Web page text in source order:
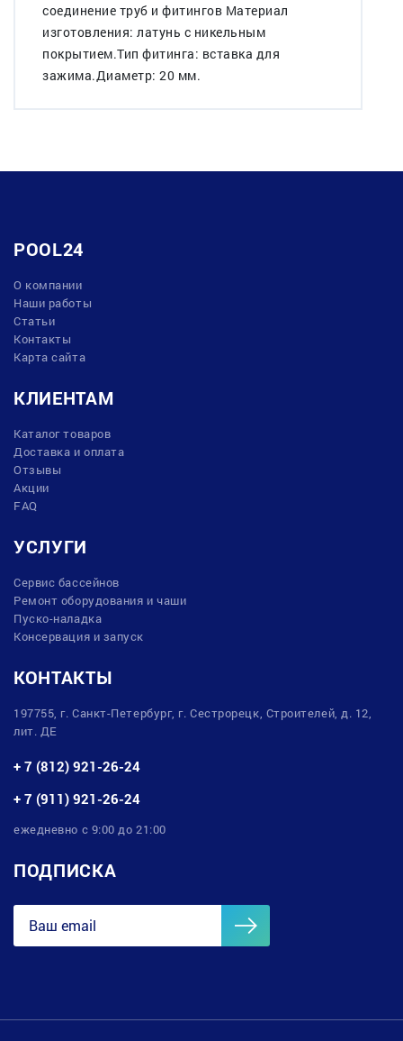
соединение труб и фитингов Материал
изготовления: латунь с никельным
покрытием.Тип фитинга: вставка для
зажима.Диаметр: 20 мм.
POOL24
О компании
Наши работы
Статьи
Контакты
Карта сайта
КЛИЕНТАМ
Каталог товаров
Доставка и оплата
Отзывы
Акции
FAQ
УСЛУГИ
Сервис бассейнов
Ремонт оборудования и чаши
Пуско-наладка
Консервация и запуск
КОНТАКТЫ
197755, г. Санкт-Петербург, г. Сестрорецк, Строителей, д. 12,
лит. ДЕ
+ 7 (812) 921-26-24
+ 7 (911) 921-26-24
ежедневно с 9:00 до 21:00
ПОДПИСКА